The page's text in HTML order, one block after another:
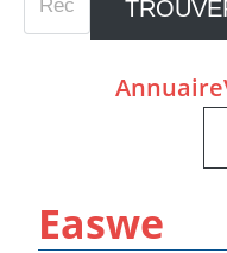
Annuaire
Easwe